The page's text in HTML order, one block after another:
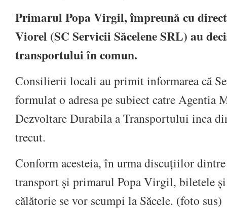
Primarul Popa Virgil, împreună cu
Viorel (SC Servicii Săcelene SRL) au
transportului în comun.
Consilierii locali au primit informarea că
formulat o adresa pe subiect catre Agentia
Dezvoltare Durabila a Transportului inca
trecut.
Conform acesteia, în urma discuțiilor
transport și primarul Popa Virgil, biletele și
călătorie se vor scumpi la Săcele. (foto sus)